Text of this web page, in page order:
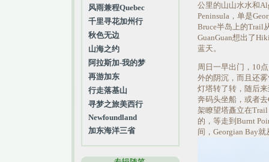
风雨兼程Quebec
千里寻花加州行
秋色无边
山海之约
阿拉斯加-我的梦
再游加东
行走落基山
寻梦之旅美西行
Newfoundland
加东海洋三省
公里的山山水水和
Peninsula，单是
Bruce半岛上的Trail
GuanGuan想出了
蓝天。
周日一早出门，10
外的阴沉，而且还
灯塔转了转，随后来
奔码头坐船，或者
架瞭望塔矗立在
的，等走到Burnt
间，Georgian Bay